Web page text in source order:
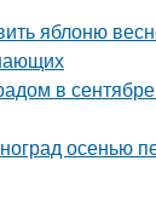
яблоню
в
осенью